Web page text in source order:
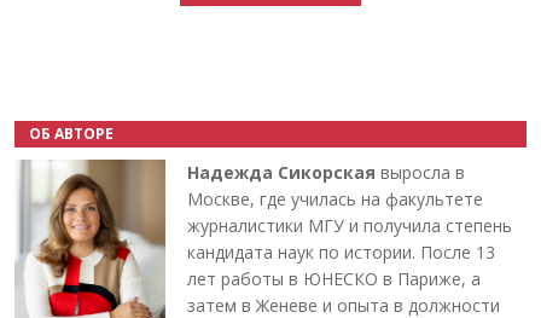
ОБ АВТОРЕ
Надежда Сикорская выросла в
Москве, где училась на факультете
журналистики МГУ и получила степень
кандидата наук по истории. После 13
лет работы в ЮНЕСКО в Париже, а
затем в Женеве и опыта в должности